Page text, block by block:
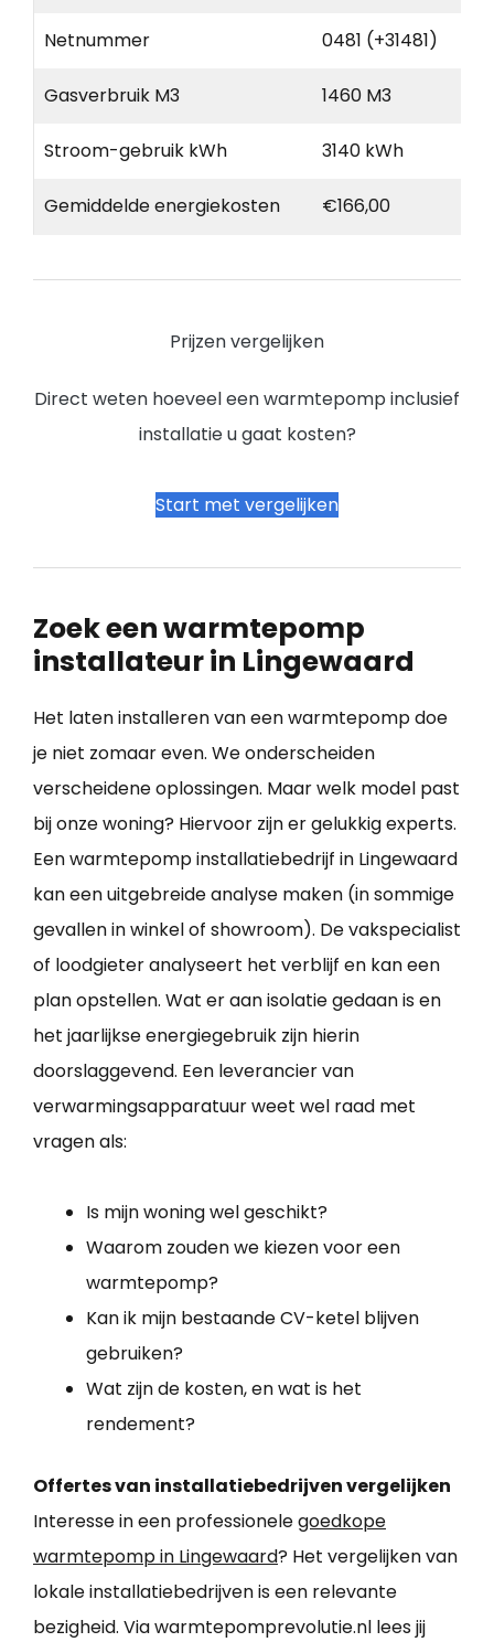
Netnummer 0481 (+31481)
Gasverbruik M3 1460 M3
Stroom-gebruik kWh 3140 kWh
Gemiddelde energiekosten €166,00
Prijzen vergelijken
Direct weten hoeveel een warmtepomp inclusief
installatie u gaat kosten?
Start met vergelijken
Zoek een warmtepomp
installateur in Lingewaard
Het laten installeren van een warmtepomp doe
je niet zomaar even. We onderscheiden
verscheidene oplossingen. Maar welk model past
bij onze woning? Hiervoor zijn er gelukkig experts.
Een warmtepomp installatiebedrijf in Lingewaard
kan een uitgebreide analyse maken (in sommige
gevallen in winkel of showroom). De vakspecialist
of loodgieter analyseert het verblijf en kan een
plan opstellen. Wat er aan isolatie gedaan is en
het jaarlijkse energiegebruik zijn hierin
doorslaggevend. Een leverancier van
verwarmingsapparatuur weet wel raad met
vragen als:
Is mijn woning wel geschikt?
Waarom zouden we kiezen voor een
warmtepomp?
Kan ik mijn bestaande CV-ketel blijven
gebruiken?
Wat zijn de kosten, en wat is het
rendement?
Offertes van installatiebedrijven vergelijken
Interesse in een professionelegoedkope
warmtepomp in Lingewaard? Het vergelijken van
lokale installatiebedrijven is een relevante
bezigheid. Via warmtepomprevolutie.nl lees jij